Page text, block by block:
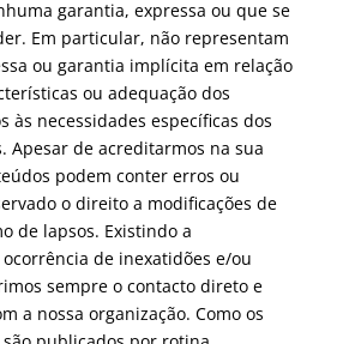
garantia, expressa ou que se
Em particular, não representam
ou garantia implícita em relação
ou adequação dos
às necessidades específicas dos
Apesar de acreditarmos na sua
podem conter erros ou
o direito a modificações de
de lapsos. Existindo a
de inexatidões e/ou
sempre o contacto direto e
a nossa organização. Como os